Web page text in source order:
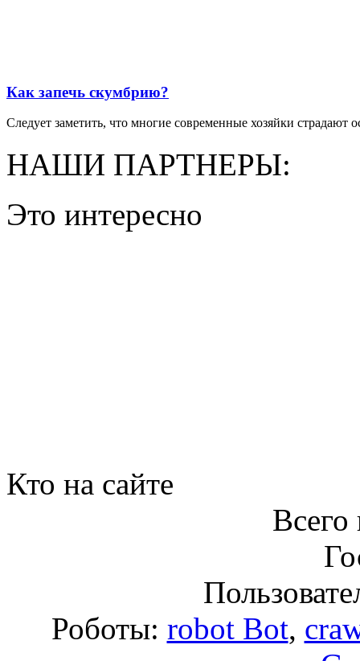
Как запечь скумбрию?
Следует заметить, что многие современные хозяйки страдают
НАШИ ПАРТНЕРЫ:
Это интересно
Кто на сайте
Всего
Роботы: robot Bot,